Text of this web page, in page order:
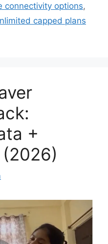
connectivity options,
capped plans
+